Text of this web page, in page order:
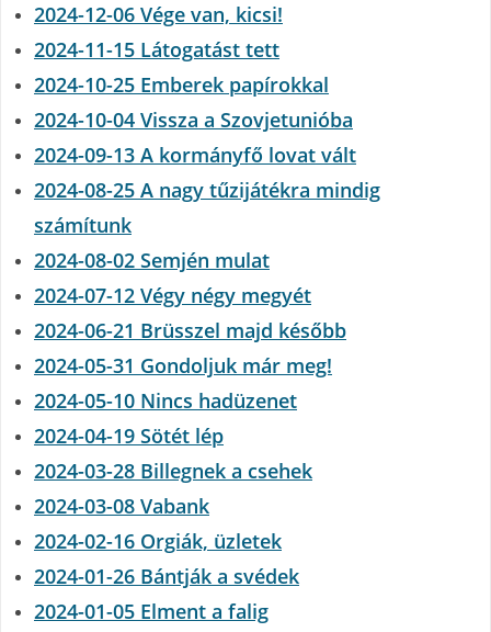
2024-12-06 Vége van, kicsi!
2024-11-15 Látogatást tett
2024-10-25 Emberek papírokkal
2024-10-04 Vissza a Szovjetunióba
2024-09-13 A kormányfő lovat vált
2024-08-25 A nagy tűzijátékra mindig
számítunk
2024-08-02 Semjén mulat
2024-07-12 Végy négy megyét
2024-06-21 Brüsszel majd később
2024-05-31 Gondoljuk már meg!
2024-05-10 Nincs hadüzenet
2024-04-19 Sötét lép
2024-03-28 Billegnek a csehek
2024-03-08 Vabank
2024-02-16 Orgiák, üzletek
2024-01-26 Bántják a svédek
2024-01-05 Elment a falig